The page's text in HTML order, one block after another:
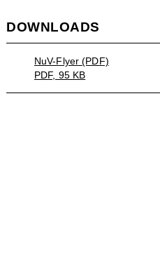
DOWNLOADS
NuV-Flyer (PDF)
PDF, 95 KB